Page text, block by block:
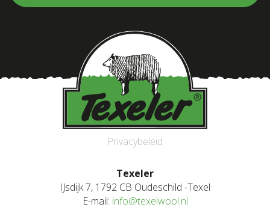
Privacybeleid
Texeler
IJsdijk 7, 1792 CB Oudeschild -Texel
E-mail: info@texelwool.nl